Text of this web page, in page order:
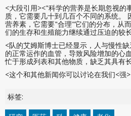
<大段引用><"科学的营养是长期忽视的
质，它需要几十到几百个不同的系统。
营养素，它需要"合理"它们的分布，从
们的生存和生殖能力继续通过压迫的较
<队的艾姆斯博士已经显示，人与慢性
的正常运作的血管，导致风险增加的心
忙于形成列表和其他物质，缺乏其具有
<这个和其他新闻你可以讨论在我们<强>
标签: